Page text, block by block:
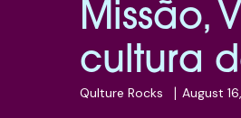
Missão,
cultura
Qulture Rocks | August